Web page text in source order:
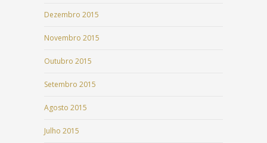
Dezembro 2015
Novembro 2015
Outubro 2015
Setembro 2015
Agosto 2015
Julho 2015